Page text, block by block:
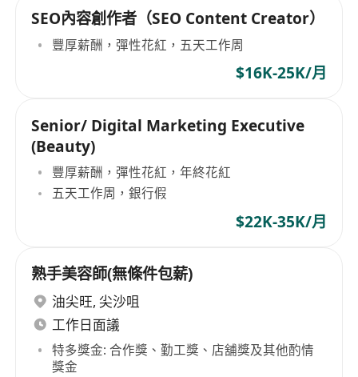
SEO內容創作者（SEO Content Creator）
豐厚薪酬，彈性花紅，五天工作周
$16K-25K/月
Senior/ Digital Marketing Executive
(Beauty)
豐厚薪酬，彈性花紅，年終花紅
五天工作周，銀行假
$22K-35K/月
熟手美容師(無條件包薪)
油尖旺, 尖沙咀
工作日面議
特多獎金: 合作獎、勤工獎、店舖獎及其他酌情
獎金